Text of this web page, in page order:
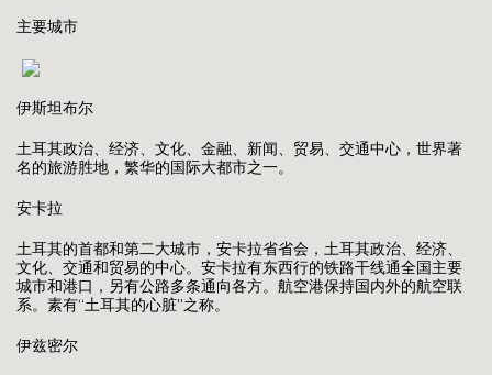
主要城市
伊斯坦布尔
土耳其政治、经济、文化、金融、新闻、贸易、交通中心，世界著
名的旅游胜地，繁华的国际大都市之一。
安卡拉
土耳其的首都和第二大城市，安卡拉省省会，土耳其政治、经济、
文化、交通和贸易的中心。安卡拉有东西行的铁路干线通全国主要
城市和港口，另有公路多条通向各方。航空港保持国内外的航空联
系。素有“土耳其的心脏”之称。
伊兹密尔